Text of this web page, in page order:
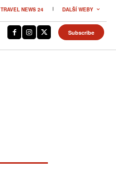
TRAVEL NEWS 24 DALŠÍ WEBY
Subscribe